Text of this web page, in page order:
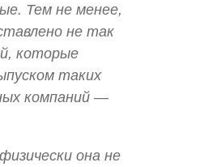
Тем не менее,
не так
которые
таких
компаний —
она не